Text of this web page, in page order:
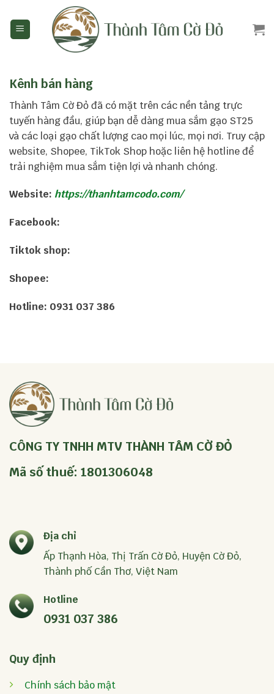
content
Kênh bán hàng
Thành Tâm Cờ Đỏ đã có mặt trên các nền tảng trực
tuyến hàng đầu, giúp bạn dễ dàng mua sắm gạo ST25
và các loại gạo chất lượng cao mọi lúc, mọi nơi. Truy cập
website, Shopee, TikTok Shop hoặc liên hệ hotline để
trải nghiệm mua sắm tiện lợi và nhanh chóng.
Website: https://thanhtamcodo.com/
Facebook:
Tiktok shop:
Shopee:
Hotline: 0931 037 386
CÔNG TY TNHH MTV THÀNH TÂM CỜ ĐỎ
Mã số thuế: 1801306048
Địa chỉ
Ấp Thạnh Hòa, Thị Trấn Cờ Đỏ, Huyện Cờ Đỏ,
Thành phố Cần Thơ, Việt Nam
Hotline
0931 037 386
Quy định
Chính sách bảo mật